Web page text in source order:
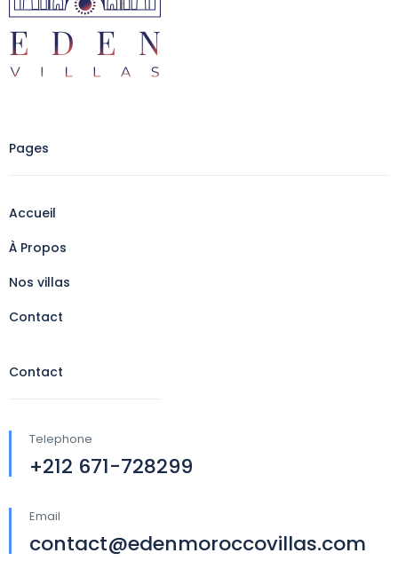
Pages
Accueil
À Propos
Nos villas
Contact
Contact
Telephone
+212 671-728299
Email
contact@edenmoroccovillas.com